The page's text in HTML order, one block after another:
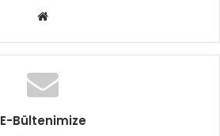
Web
E-Bültenimize